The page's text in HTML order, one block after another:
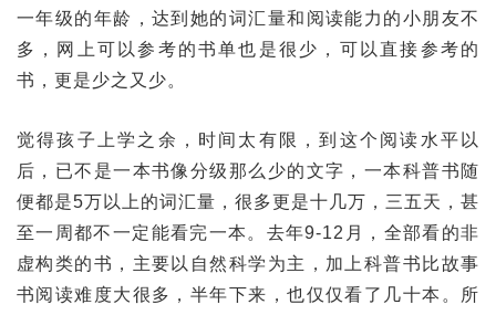
一年级的年龄，达到她的词汇量和阅读能力的小朋友不
多，网上可以参考的书单也是很少，可以直接参考的
书，更是少之又少。
觉得孩子上学之余，时间太有限，到这个阅读水平以
后，已不是一本书像分级那么少的文字，一本科普书随
便都是5万以上的词汇量，很多更是十几万，三五天，甚
至一周都不一定能看完一本。去年9-12月，全部看的非
虚构类的书，主要以自然科学为主，加上科普书比故事
书阅读难度大很多，半年下来，也仅仅看了几十本。所